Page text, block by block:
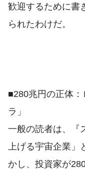
歓迎するために書
られたわけだ。
■280兆円の正体
ラ」
一般の読者は、『
上げる宇宙企業
かし、投資家が